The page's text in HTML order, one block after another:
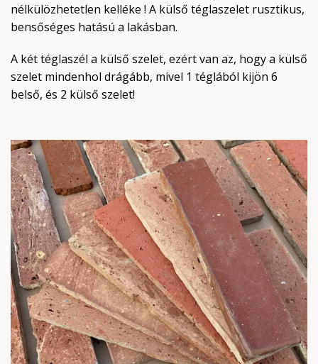
nélkülözhetetlen kelléke ! A külső téglaszelet rusztikus,
bensőséges hatású a lakásban.
A két téglaszél a külső szelet, ezért van az, hogy a külső
szelet mindenhol drágább, mivel 1 téglából kijön 6
belső, és 2 külső szelet!